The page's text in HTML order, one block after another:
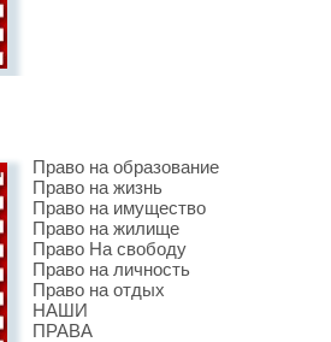
Право на образование
Право на жизнь
Право на имущество
Право на жилище
Право На свободу
Право на личность
Право на отдых
НАШИ
ПРАВА